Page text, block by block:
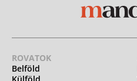
ROVATOK
Belföld